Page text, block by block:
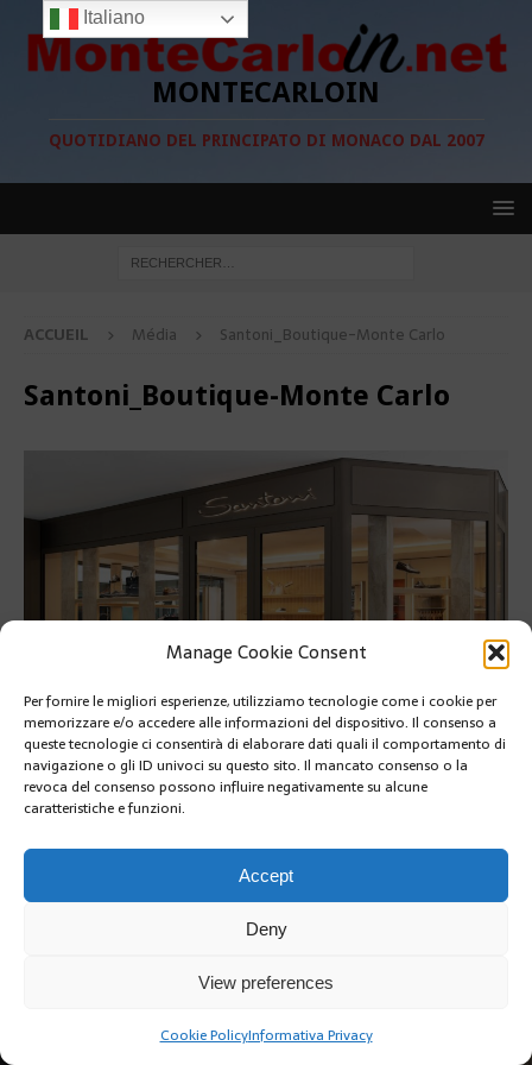
Manage Cookie Consent
Per fornire le migliori esperienze, utilizziamo tecnologie come i cookie per
memorizzare e/o accedere alle informazioni del dispositivo. Il consenso a
queste tecnologie ci consentirà di elaborare dati quali il comportamento di
navigazione o gli ID univoci su questo sito. Il mancato consenso o la
revoca del consenso possono influire negativamente su alcune
caratteristiche e funzioni.
Accept
Deny
View preferences
Cookie PolicyInformativa Privacy
MONTECARLOIN
QUOTIDIANO DEL PRINCIPATO DI MONACO DAL 2007
ACCUEIL Média Santoni_Boutique-Monte Carlo
Santoni_Boutique-Monte Carlo
Copyright @2019 | by Crivle
Italiano